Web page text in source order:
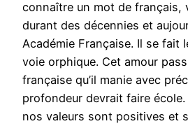
connaître un mot de français,
durant des décennies et
Académie Française. Il se fait
voie orphique. Cet amour
française qu’il manie avec
profondeur devrait faire
nos valeurs sont positives et